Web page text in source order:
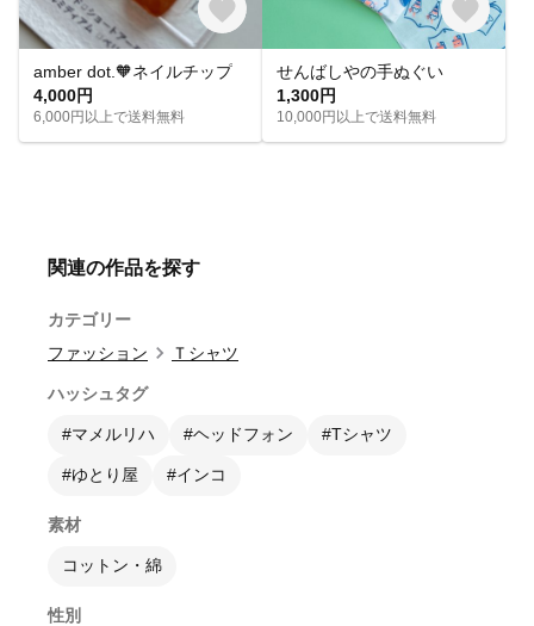
amber dot.🧡ネイルチップ
4,000円
6,000円以上で送料無料
せんばしやの手ぬぐい
1,300円
10,000円以上で送料無料
関連の作品を探す
カテゴリー
ファッション
Ｔシャツ
ハッシュタグ
#マメルリハ #ヘッドフォン #Tシャツ
#ゆとり屋 #インコ
素材
コットン・綿
性別